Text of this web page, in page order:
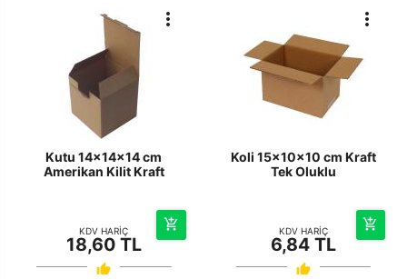
Kutu 14x14x14 cm
Amerikan Kilit Kraft
KDV HARİÇ
18,60 TL
Koli 15x10x10 cm Kraft
Tek Oluklu
KDV HARİÇ
6,84 TL